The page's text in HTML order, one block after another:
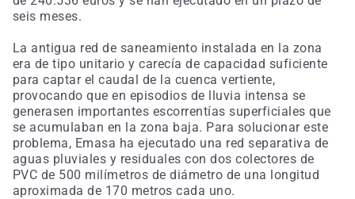
seis meses.
La antigua red de saneamiento instalada en la zona
era de tipo unitario y carecía de capacidad suficiente
para captar el caudal de la cuenca vertiente,
provocando que en episodios de lluvia intensa se
generasen importantes escorrentías superficiales que
se acumulaban en la zona baja. Para solucionar este
problema, Emasa ha ejecutado una red separativa de
aguas pluviales y residuales con dos colectores de
PVC de 500 milímetros de diámetro de una longitud
aproximada de 170 metros cada uno.